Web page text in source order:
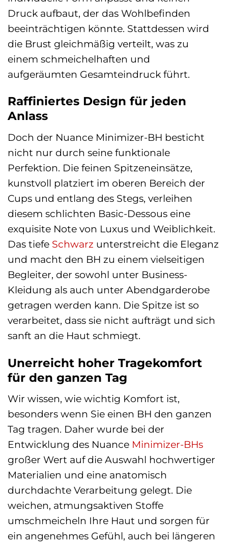
Druck aufbaut, der das Wohlbefinden
beeinträchtigen könnte. Stattdessen wird
die Brust gleichmäßig verteilt, was zu
einem schmeichelhaften und
aufgeräumten Gesamteindruck führt.
Raffiniertes Design für jeden
Anlass
Doch der Nuance Minimizer-BH besticht
nicht nur durch seine funktionale
Perfektion. Die feinen Spitzeneinsätze,
kunstvoll platziert im oberen Bereich der
Cups und entlang des Stegs, verleihen
diesem schlichten Basic-Dessous eine
exquisite Note von Luxus und Weiblichkeit.
Das tiefe Schwarz unterstreicht die Eleganz
und macht den BH zu einem vielseitigen
Begleiter, der sowohl unter Business-
Kleidung als auch unter Abendgarderobe
getragen werden kann. Die Spitze ist so
verarbeitet, dass sie nicht aufträgt und sich
sanft an die Haut schmiegt.
Unerreicht hoher Tragekomfort
für den ganzen Tag
Wir wissen, wie wichtig Komfort ist,
besonders wenn Sie einen BH den ganzen
Tag tragen. Daher wurde bei der
Entwicklung des Nuance Minimizer-BHs
großer Wert auf die Auswahl hochwertiger
Materialien und eine anatomisch
durchdachte Verarbeitung gelegt. Die
weichen, atmungsaktiven Stoffe
umschmeicheln Ihre Haut und sorgen für
ein angenehmes Gefühl, auch bei längeren